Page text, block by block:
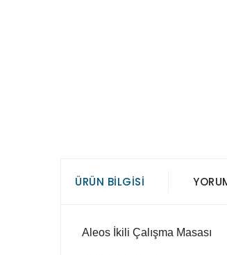
ÜRÜN BILGISI
Aleos İkili Çalışma Masası